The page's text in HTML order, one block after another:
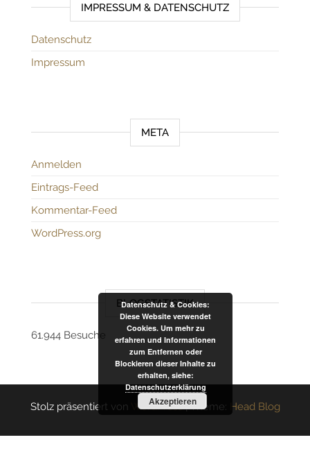
IMPRESSUM & DATENSCHUTZ
Datenschutz
Impressum
META
Anmelden
Eintrags-Feed
Kommentar-Feed
WordPress.org
BLOGSTATISTIK
61.944 Besuche
Stolz präsentiert von WordPress |Theme: Head Blog
Datenschutz & Cookies:
Diese Website verwendet
Cookies. Um mehr zu
erfahren und Informationen
zum Entfernen oder
Blockieren dieser Inhalte zu
erhalten, siehe:
Datenschutzerklärung
Akzeptieren